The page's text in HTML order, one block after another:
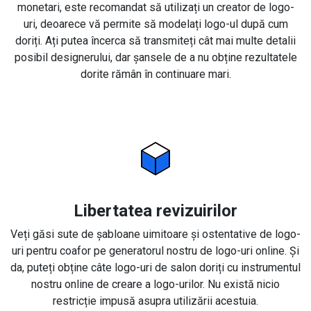
monetari, este recomandat să utilizați un creator de logo-
uri, deoarece vă permite să modelați logo-ul după cum
doriți. Ați putea încerca să transmiteți cât mai multe detalii
posibil designerului, dar șansele de a nu obține rezultatele
dorite rămân în continuare mari.
Libertatea revizuirilor
Veți găsi sute de șabloane uimitoare și ostentative de logo-
uri pentru coafor pe generatorul nostru de logo-uri online. Și
da, puteți obține câte logo-uri de salon doriți cu instrumentul
nostru online de creare a logo-urilor. Nu există nicio
restricție impusă asupra utilizării acestuia.